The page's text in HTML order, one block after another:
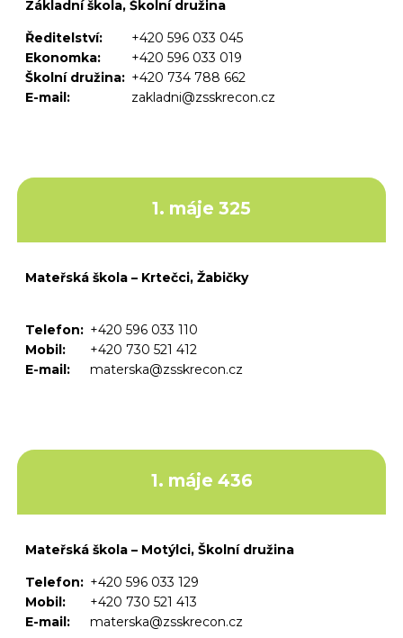
Základní škola, Školní družina
Ředitelství:
+420 596 033 045
Ekonomka:
+420 596 033 019
Školní družina: +420 734 788 662
E-mail:
zakladni@zsskrecon.cz
1. máje 325
Mateřská škola – Krtečci, Žabičky
Telefon: +420 596 033 110
Mobil:
+420 730 521 412
E-mail:
materska@zsskrecon.cz
1. máje 436
Mateřská škola – Motýlci, Školní družina
Telefon: +420 596 033 129
Mobil:
+420 730 521 413
E-mail:
materska@zsskrecon.cz